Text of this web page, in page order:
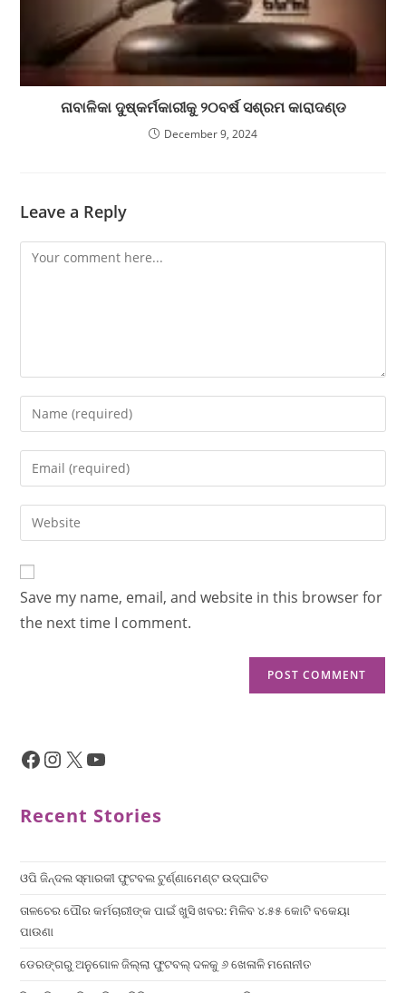
ନାବାଳିକା ଦୁଷ୍କର୍ମକାରୀକୁ ୨୦ବର୍ଷ ସଶ୍ରମ କାରାଦଣ୍ଡ
December 9, 2024
Leave a Reply
Save my name, email, and website in this browser for
the next time I comment.
Recent Stories
ଓପି ଜିନ୍ଦଲ ସ୍ମାରକୀ ଫୁଟବଲ ଟୁର୍ଣ୍ଣାମେଣ୍ଟ ଉଦ୍ଘାଟିତ
ତାଳଚେର ପୌର କର୍ମଚାରୀଙ୍କ ପାଇଁ ଖୁସି ଖବର: ମିଳିବ ୪.୫୫ କୋଟି ବକେୟା
ପାଉଣା
ଡେରଙ୍ଗରୁ ଅନୁଗୋଳ ଜିଲ୍ଲା ଫୁଟବଲ୍ ଦଳକୁ ୬ ଖେଳାଳି ମନୋନୀତ